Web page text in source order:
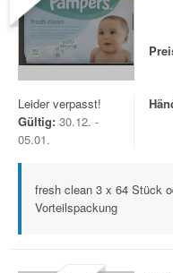
Leider verpasst!
Gültig: 30.12. -
05.01.
fresh clean 3 x 64 Stück
Vorteilspackung